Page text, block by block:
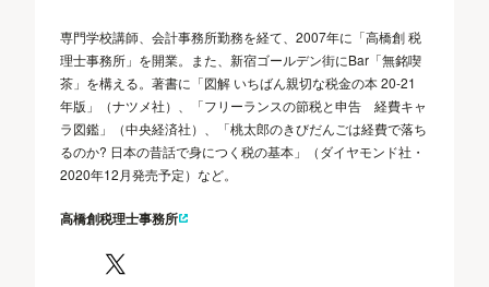
専門学校講師、会計事務所勤務を経て、2007年に「高橋創 税
理士事務所」を開業。また、新宿ゴールデン街にBar「無銘喫
茶」を構える。著書に「図解 いちばん親切な税金の本 20-21
年版」（ナツメ社）、「フリーランスの節税と申告 経費キャ
ラ図鑑」（中央経済社）、「桃太郎のきびだんごは経費で落ち
るのか? 日本の昔話で身につく税の基本」（ダイヤモンド社・
2020年12月発売予定）など。
高橋創税理士事務所